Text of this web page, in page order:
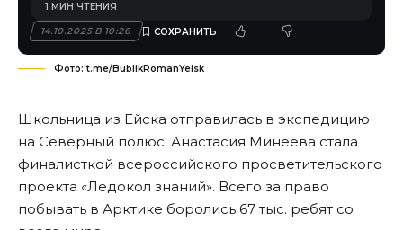
14.10.2025 В 10:26
1 МИН ЧТЕНИЯ
Фото: t.me/BublikRomanYeisk
Школьница из Ейска отправилась в экспедицию
на Северный полюс. Анастасия Минеева стала
финалисткой всероссийского просветительского
проекта «Ледокол знаний». Всего за право
побывать в Арктике боролись 67 тыс. ребят со